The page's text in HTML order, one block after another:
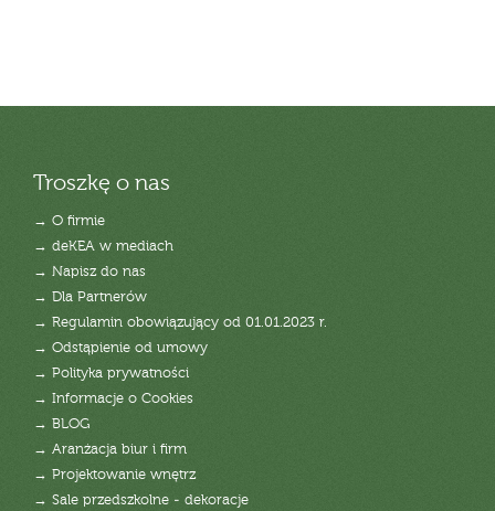
Troszkę o nas
→ O firmie
→ deKEA w mediach
→ Napisz do nas
→ Dla Partnerów
→ Regulamin obowiązujący od 01.01.2023 r.
→ Odstąpienie od umowy
→ Polityka prywatności
→ Informacje o Cookies
→ BLOG
→ Aranżacja biur i firm
→ Projektowanie wnętrz
→ Sale przedszkolne - dekoracje